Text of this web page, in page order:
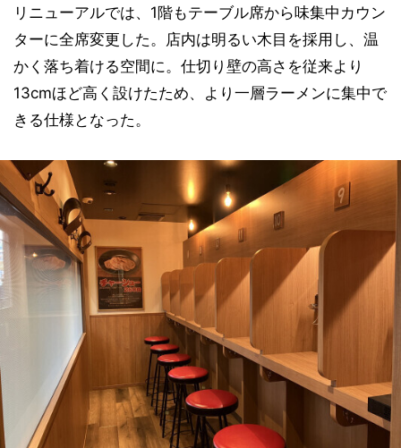
リニューアルでは、1階もテーブル席から味集中カウン
ターに全席変更した。店内は明るい木目を採用し、温
かく落ち着ける空間に。仕切り壁の高さを従来より
13cmほど高く設けたため、より一層ラーメンに集中で
きる仕様となった。